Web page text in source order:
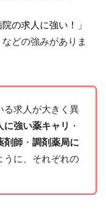
院の求人に強い！」
などの強みがありま
る求人が大きく異
に強い薬キャリ ・
剤師 ・ 調剤薬局に
うに、それぞれの